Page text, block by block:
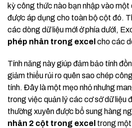
kỳ công thức nào bạn nhập vào
được áp dụng cho toàn bộ cột đó.
các dòng dữ liệu mới ở phía dưới,
phép nhân trong excel cho các
Tính năng này giúp đảm bảo tính
giảm thiểu rủi ro quên sao chép
tính. Đây là một mẹo nhỏ nhưng
trong việc quản lý các cơ sở dữ liệu
thường xuyên được bổ sung hàng
nhân 2 cột trong excel trong